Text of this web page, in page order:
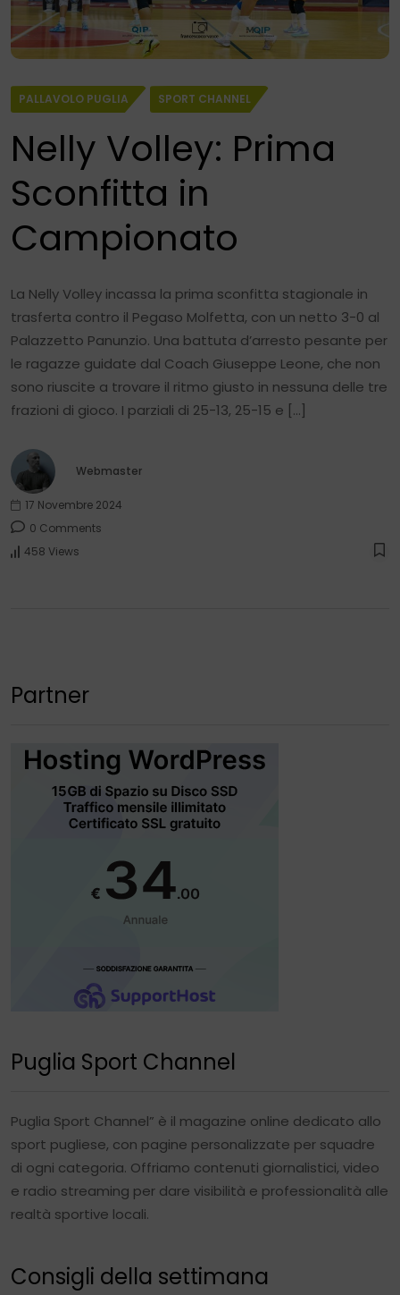
PALLAVOLO PUGLIA SPORT CHANNEL
Nelly Volley: Prima
Sconfitta in
Campionato
La Nelly Volley incassa la prima sconfitta stagionale in
trasferta contro il Pegaso Molfetta, con un netto 3-0 al
Palazzetto Panunzio. Una battuta d’arresto pesante per
le ragazze guidate dal Coach Giuseppe Leone, che non
sono riuscite a trovare il ritmo giusto in nessuna delle tre
frazioni di gioco. I parziali di 25-13, 25-15 e […]
Webmaster
17 Novembre 2024
0 Comments
458 Views
Partner
Puglia Sport Channel
Puglia Sport Channel” è il magazine online dedicato allo
sport pugliese, con pagine personalizzate per squadre
di ogni categoria. Offriamo contenuti giornalistici, video
e radio streaming per dare visibilità e professionalità alle
realtà sportive locali.
Consigli della settimana